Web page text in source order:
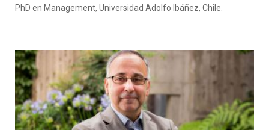
PhD en Management, Universidad Adolfo Ibáñez, Chile.